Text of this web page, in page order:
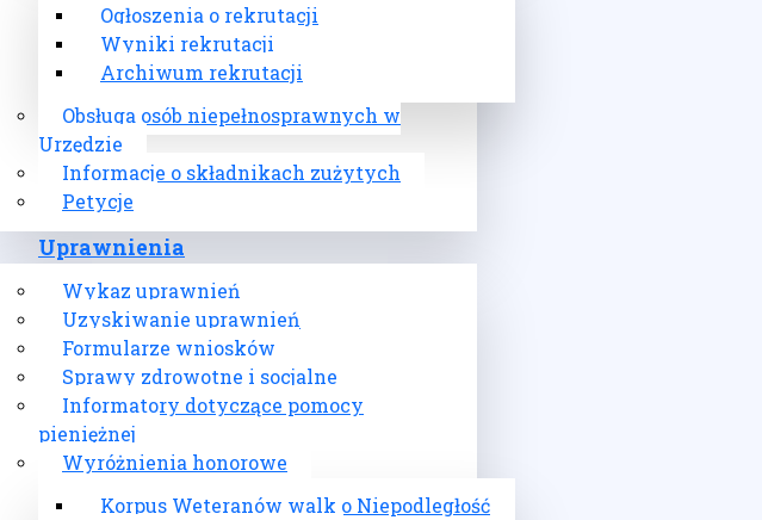
Ogłoszenia o rekrutacji
Wyniki rekrutacji
Archiwum rekrutacji
Obsługa osób niepełnosprawnych w
Urzędzie
Informacje o składnikach zużytych
Petycje
Uprawnienia
Wykaz uprawnień
Uzyskiwanie uprawnień
Formularze wniosków
Sprawy zdrowotne i socjalne
Informatory dotyczące pomocy
pieniężnej
Wyróżnienia honorowe
Korpus Weteranów walk o Niepodległość